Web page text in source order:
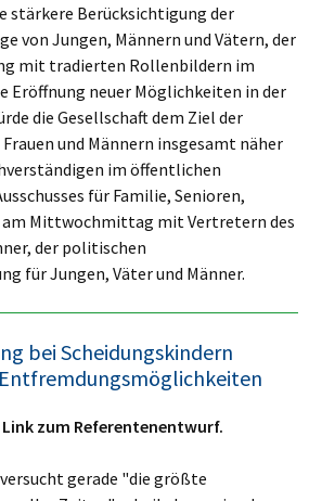
stärkere Berücksichtigung der
von Jungen, Männern und Vätern, der
mit tradierten Rollenbildern im
Eröffnung neuer Möglichkeiten in der
die Gesellschaft dem Ziel der
und Männern insgesamt näher
im öffentlichen
für Familie, Senioren,
am Mittwochmittag mit Vertretern des
der politischen
für Jungen, Väter und Männer.
bei Scheidungskindern
zum Referentenentwurf.
gerade "die größte